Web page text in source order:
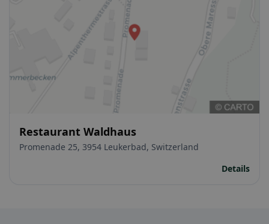
Restaurant Waldhaus
Promenade 25, 3954 Leukerbad, Switzerland
Details